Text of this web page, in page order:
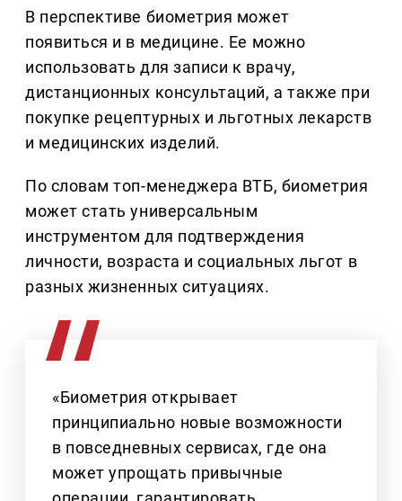
В перспективе биометрия может
появиться и в медицине. Ее можно
использовать для записи к врачу,
дистанционных консультаций, а также при
покупке рецептурных и льготных лекарств
и медицинских изделий.
По словам топ-менеджера ВТБ, биометрия
может стать универсальным
инструментом для подтверждения
личности, возраста и социальных льгот в
разных жизненных ситуациях.
«Биометрия открывает
принципиально новые возможности
в повседневных сервисах, где она
может упрощать привычные